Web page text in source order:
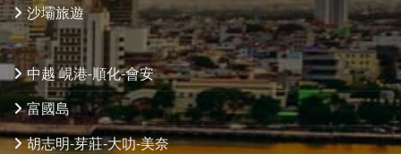
沙壩旅遊
中越 峴港-順化-會安
富國島
胡志明-芽莊-大叻-美奈